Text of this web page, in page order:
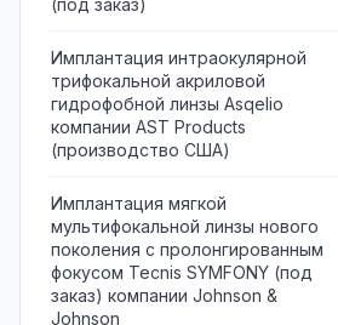
(под заказ)
Имплантация интраокулярной
трифокальной акриловой
гидрофобной линзы Asqelio
компании AST Products
(производство США)
Имплантация мягкой
мультифокальной линзы нового
поколения с пролонгированным
фокусом Tecnis SYMFONY (под
заказ) компании Johnson &
Johnson